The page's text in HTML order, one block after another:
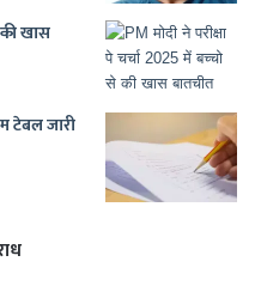
की खास
टेबल जारी